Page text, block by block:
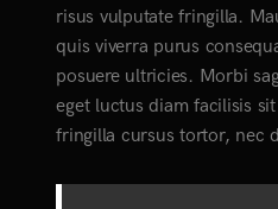
risus vulputate fringilla.
quis viverra purus
posuere ultricies. Morbi
eget luctus diam facilisis
fringilla cursus tortor, nec